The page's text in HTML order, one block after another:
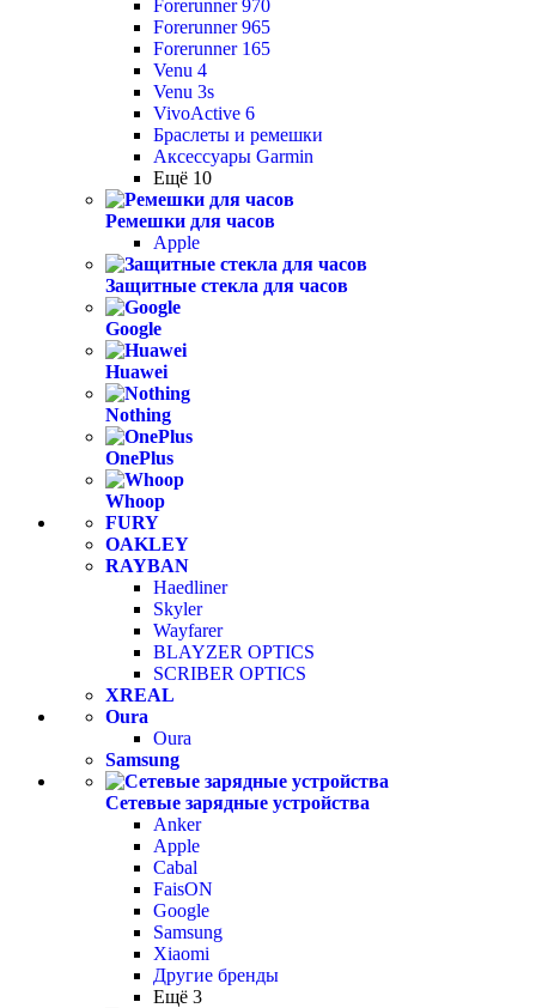
Forerunner 970
Forerunner 965
Forerunner 165
Venu 4
Venu 3s
VivoActive 6
Браслеты и ремешки
Аксессуары Garmin
Ещё 10
Ремешки для часов
Apple
Защитные стекла для часов
Google
Huawei
Nothing
OnePlus
Whoop
FURY
OAKLEY
RAYBAN
Haedliner
Skyler
Wayfarer
BLAYZER OPTICS
SCRIBER OPTICS
XREAL
Oura
Oura
Samsung
Сетевые зарядные устройства
Anker
Apple
Cabal
FaisON
Google
Samsung
Xiaomi
Другие бренды
Ещё 3